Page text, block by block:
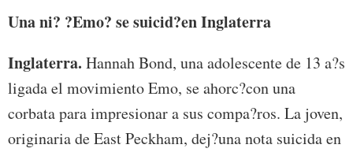
Una ni? ?Emo? se suicid?en Inglaterra
Inglaterra. Hannah Bond, una adolescente de 13 a?s
ligada el movimiento Emo, se ahorc?con una
corbata para impresionar a sus compa?ros. La joven,
originaria de East Peckham, dej?una nota suicida en